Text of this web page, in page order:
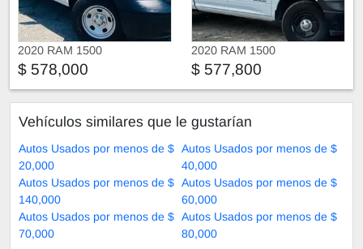
2020 RAM 1500
$ 578,000
2020 RAM 1500
$ 577,800
Vehículos similares que le gustarían
Autos Usados por menos de $
20,000
Autos Usados por menos de $
40,000
Autos Usados por menos de $
140,000
Autos Usados por menos de $
60,000
Autos Usados por menos de $
70,000
Autos Usados por menos de $
80,000